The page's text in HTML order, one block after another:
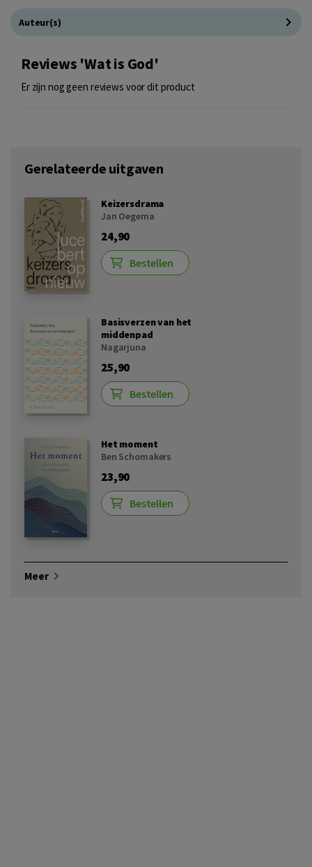
Auteur(s)
Reviews 'Wat is God'
Er zijn nog geen reviews voor dit product
Gerelateerde uitgaven
Keizersdrama
Jan Oegema
24,90
Bestellen
Basisverzen van het
middenpad
Nagarjuna
25,90
Bestellen
Het moment
Ben Schomakers
23,90
Bestellen
Meer